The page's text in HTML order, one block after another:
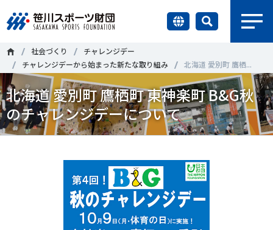
財団情報
研究員紹介
調査・研究
社会づくり
国際情報
＃誰が子どものスポーツをささえるのか ＃部活動
＃アクティブなまちづくり ＃日本人の身体活動と健康寿命
＃障害者スポーツ ＃スポーツ基本計画 ＃競技人口
＃差別とダイバーシティ
社会づくり
チャレンジデー
チャレンジデーから始まった新たな取り組み
北海道 愛別町 鷹栖...
北海道 愛別町 鷹栖町 東神楽町 B&G秋
のチャレンジデーについて